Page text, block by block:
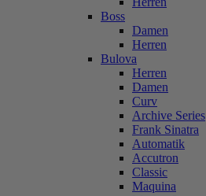
Boss
Damen
Herren
Bulova
Herren
Damen
Curv
Archive Series
Frank Sinatra
Automatik
Accutron
Classic
Maquina